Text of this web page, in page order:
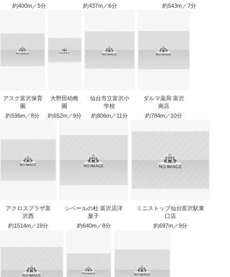
約400m／5分
約437m／6分
約543m／7分
アスク富沢保育
園
約596m／8分
大野田幼稚
園
約652m／9分
仙台市立富沢小
学校
約806m／11分
ダルマ薬局 富沢
南店
約784m／10分
アクロスプラザ富
沢西
約1514m／19分
シベールの杜 富沢店洋
菓子
約640m／8分
ミニストップ仙台富沢駅東
口店
約697m／9分